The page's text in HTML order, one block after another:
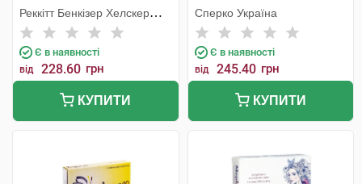
Реккітт Бенкізер Хелскер
Мануфектурінг
Є в наявності
від 228.60 грн
КУПИТИ
Сперко Україна
Є в наявності
від 245.40 грн
КУПИТИ